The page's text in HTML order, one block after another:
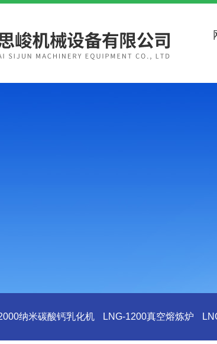
纳米碳酸钙乳化机 LNG-1200真空熔炼炉